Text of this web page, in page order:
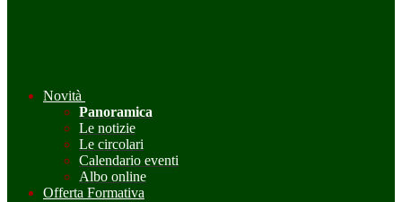
Novità
Panoramica
Le notizie
Le circolari
Calendario eventi
Albo online
Offerta Formativa